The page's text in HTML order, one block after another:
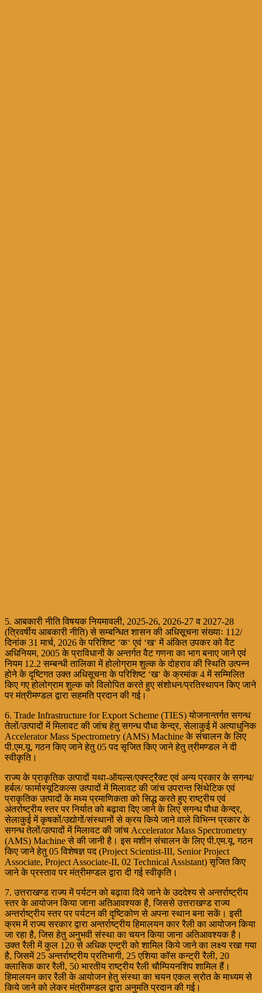
5. आबकारी नीति विषयक नियमावली, 2025-26, 2026-27 व 2027-28
(त्रिवर्षीय आबकारी नीति) से सम्बन्धित शासन की अधिसूचना संख्याः 112/
दिनांक 31 मार्च, 2026 के परिशिष्ट ‘क‘ एवं ‘ख‘ में अंकित उपकर को वैट
अधिनियम, 2005 के प्राविधानों के अन्तर्गत वैट गणना का भाग बनाए जाने एवं
नियम 12.2 सम्बन्धी तालिका में होलोग्राम शुल्क के दोहराव की स्थिति उत्पन्न
होने के दृष्टिगत उक्त अधिसूचना के परिशिष्ट ‘ख‘ के क्रमांक 4 में सम्मिलित
किए गए होलोग्राम शुल्क को विलोपित करते हुए संशोधन/प्रतिस्थापन किए जाने
पर मंत्रीमण्डल द्वारा सहमति प्रदान की गई।
6. Trade Infrastructure for Export Scheme (TIES) योजनान्तर्गत सगन्ध
तेलों/उत्पादों में मिलावट की जांच हेतु सगन्ध पौधा केन्द्र, सेलाकुई में अत्याधुनिक
Accelerator Mass Spectrometry (AMS) Machine के संचालन के लिए
पी.एम.यू. गठन किए जाने हेतु 05 पद सृजित किए जाने हेतु त्रीमण्डल ने दी
स्वीकृति।
राज्य के प्राकृतिक उत्पादों यथा-ऑयल्स/एक्स्ट्रैक्ट एवं अन्य प्रकार के सगन्ध/
हर्बल/ फार्मास्यूटिकल्स उत्पादों में मिलावट की जांच उपरान्त सिंथेटिक एवं
प्राकृतिक उत्पादों के मध्य प्रमाणिकता को सिद्ध करते हुए राष्ट्रीय एवं
अंतर्राष्ट्रीय स्तर पर निर्यात को बढ़ावा दिए जाने के लिए सगन्ध पौधा केन्द्र,
सेलाकुई में कृषकों/उद्योगों/संस्थानों से क्रय किये जाने वाले विभिन्न प्रकार के
सगन्ध तेलों/उत्पादों में मिलावट की जांच Accelerator Mass Spectrometry
(AMS) Machine से की जानी है। इस मशीन संचालन के लिए पी.एम.यू. गठन
किए जाने हेतु 05 विशेषज्ञ पद (Project Scientist-III, Senior Project
Associate, Project Associate-II, 02 Technical Assistant) सृजित किए
जाने के प्रस्ताव पर मंत्रीमण्डल द्वारा दी गई स्वीकृति।
7. उत्तराखण्ड राज्य में पर्यटन को बढ़ावा दिये जाने के उददेश्य से अन्तर्राष्ट्रीय
स्तर के आयोजन किया जाना अतिआवश्यक है, जिससे उत्तराखण्ड राज्य
अन्तर्राष्ट्रीय स्तर पर पर्यटन की दृष्टिकोण से अपना स्थान बना सकें। इसी
क्रम में राज्य सरकार द्वारा अन्तर्राष्ट्रीय हिमालयन कार रैली का आयोजन किया
जा रहा है, जिस हेतु अनुभवी संस्था का चयन किया जाना अतिआवश्यक है।
उक्त रैली में कुल 120 से अधिक एन्ट्री को शामिल किये जाने का लक्ष्य रखा गया
है, जिसमें 25 अन्तर्राष्ट्रीय प्रतिभागी, 25 एशिया कॉस कन्ट्री रैली, 20
क्लासिक कार रैली, 50 भारतीय राष्ट्रीय रैली चौम्पियनशिप शामिल हैं।
हिमालयन कार रैली के आयोजन हेतु संस्था का चयन एकल स्रोत के माध्यम से
किये जाने को लेकर मंत्रीमण्डल द्वारा अनुमति प्रदान की गई।